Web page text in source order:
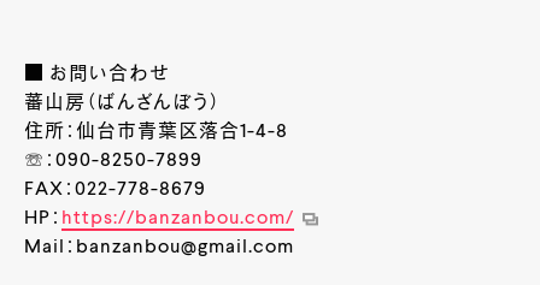
■ お問い合わせ
蕃山房（ばんざんぼう）
住所：仙台市青葉区落合1-4-8
☏：090-8250-7899
FAX：022-778-8679
HP： https://banzanbou.com/
Mail：banzanbou@gmail.com